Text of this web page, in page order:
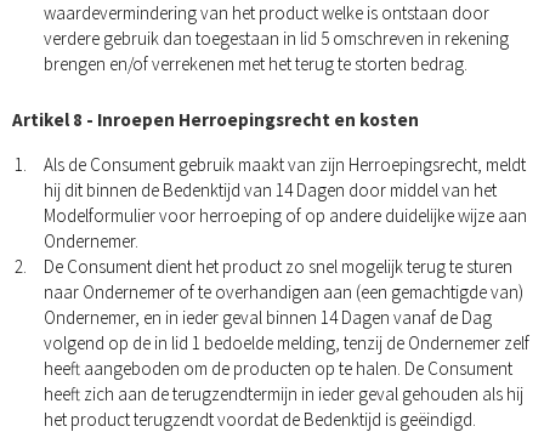
waardevermindering van het product welke is ontstaan door
verdere gebruik dan toegestaan in lid 5 omschreven in rekening
brengen en/of verrekenen met het terug te storten bedrag.
Artikel 8 - Inroepen Herroepingsrecht en kosten
Als de Consument gebruik maakt van zijn Herroepingsrecht, meldt
hij dit binnen de Bedenktijd van 14 Dagen door middel van het
Modelformulier voor herroeping of op andere duidelijke wijze aan
Ondernemer.
De Consument dient het product zo snel mogelijk terug te sturen
naar Ondernemer of te overhandigen aan (een gemachtigde van)
Ondernemer, en in ieder geval binnen 14 Dagen vanaf de Dag
volgend op de in lid 1 bedoelde melding, tenzij de Ondernemer zelf
heeft aangeboden om de producten op te halen. De Consument
heeft zich aan de terugzendtermijn in ieder geval gehouden als hij
het product terugzendt voordat de Bedenktijd is geëindigd.